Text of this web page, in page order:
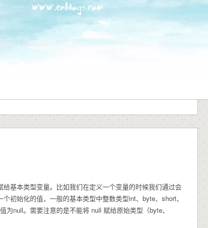
基本类型变量。比如我们在定义一个变量的时候我们通过会
初始化的值，一般的基本类型中整数类型int、byte、short、
null。需要注意的是不能将 null 赋给原始类型（byte、